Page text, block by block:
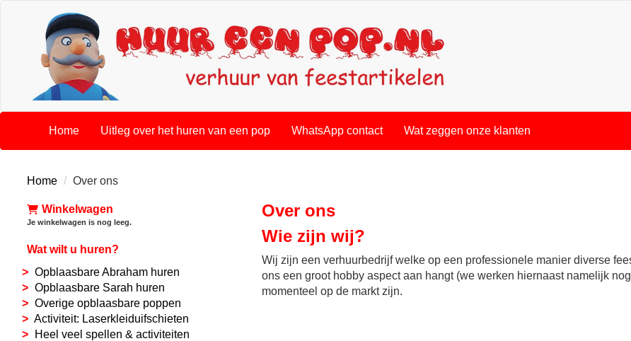
Home Uitleg over het huren van een pop WhatsApp contact Wat zeggen onze klanten
Home Over ons
Winkelwagen
Je winkelwagen is nog leeg.
Wat wilt u huren?
Opblaasbare Abraham huren
Opblaasbare Sarah huren
Overige opblaasbare poppen
Activiteit: Laserkleiduifschieten
Heel veel spellen & activiteiten
Over ons
Wie zijn wij?
Wij zijn een verhuurbedrijf welke op een professionele manier diverse
ons een groot hobby aspect aan hangt (we werken hiernaast namelijk
momenteel op de markt zijn.